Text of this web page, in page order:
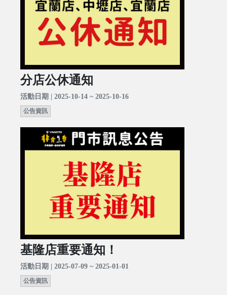
分店公休通知
活動日期 | 2025-10-14 ~ 2025-10-16
公告資訊
基隆店重要通知！
活動日期 | 2025-07-09 ~ 2025-01-01
公告資訊